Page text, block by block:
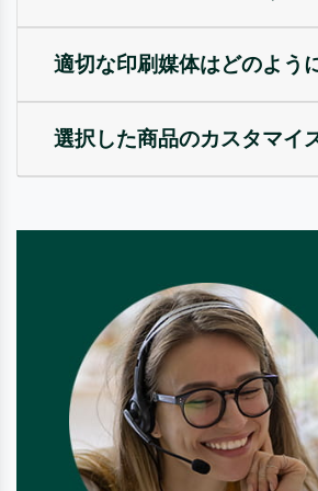
適切な印刷媒体はどのよう
選択した商品のカスタマイ